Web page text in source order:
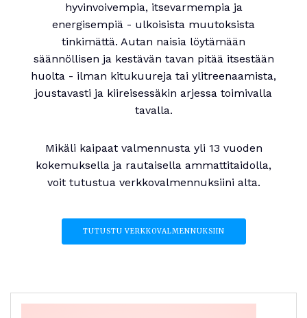
hyvinvoivempia, itsevarmempia ja
energisempiä - ulkoisista muutoksista
tinkimättä. Autan naisia löytämään
säännöllisen ja kestävän tavan pitää itsestään
huolta - ilman kitukuureja tai ylitreenaamista,
joustavasti ja kiireisessäkin arjessa toimivalla
tavalla.
Mikäli kaipaat valmennusta yli 13 vuoden
kokemuksella ja rautaisella ammattitaidolla,
voit tutustua verkkovalmennuksiini alta.
TUTUSTU VERKKOVALMENNUKSIIN